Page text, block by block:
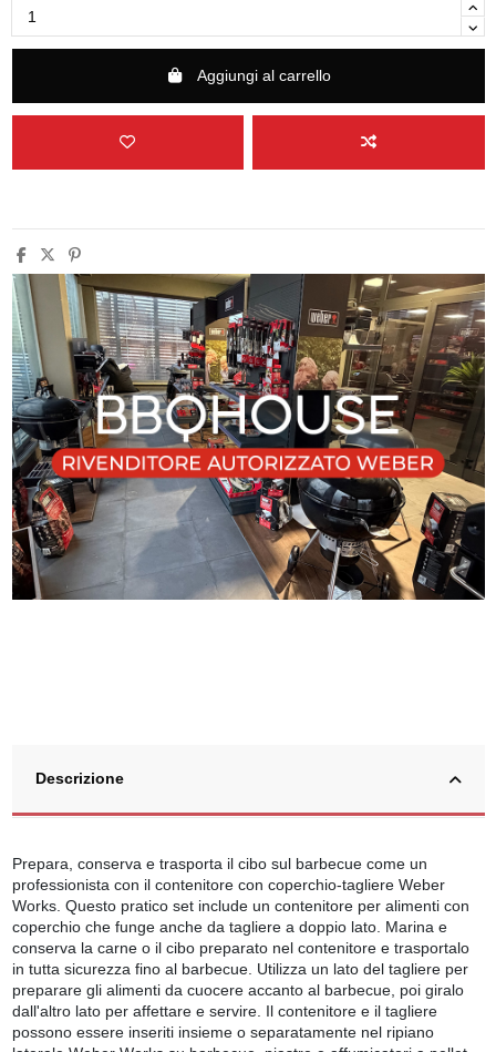
Aggiungi al carrello
Descrizione
Prepara, conserva e trasporta il cibo sul barbecue come un
professionista con il contenitore con coperchio-tagliere Weber
Works. Questo pratico set include un contenitore per alimenti con
coperchio che funge anche da tagliere a doppio lato. Marina e
conserva la carne o il cibo preparato nel contenitore e trasportalo
in tutta sicurezza fino al barbecue. Utilizza un lato del tagliere per
preparare gli alimenti da cuocere accanto al barbecue, poi giralo
dall'altro lato per affettare e servire. Il contenitore e il tagliere
possono essere inseriti insieme o separatamente nel ripiano